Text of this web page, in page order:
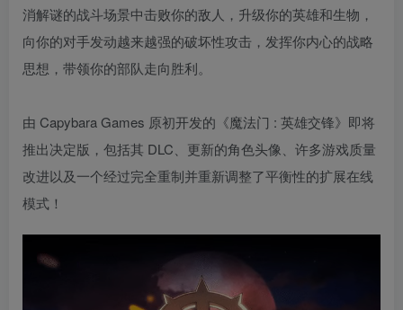
消解谜的战斗场景中击败你的敌人，升级你的英雄和生物，
向你的对手发动越来越强的破坏性攻击，发挥你内心的战略
思想，带领你的部队走向胜利。
由 Capybara Games 原初开发的《魔法门 : 英雄交锋》即将
推出决定版，包括其 DLC、更新的角色头像、许多游戏质量
改进以及一个经过完全重制并重新调整了平衡性的扩展在线
模式！